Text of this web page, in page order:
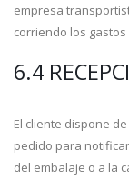
empresa
corriendo los
6.4
El cliente dispone
pedido para
del embalaje o a la